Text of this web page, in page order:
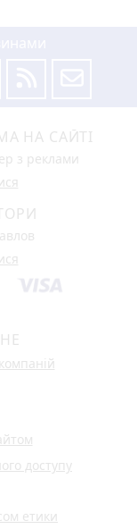
НА САЙТІ
з реклами
доступу
етики